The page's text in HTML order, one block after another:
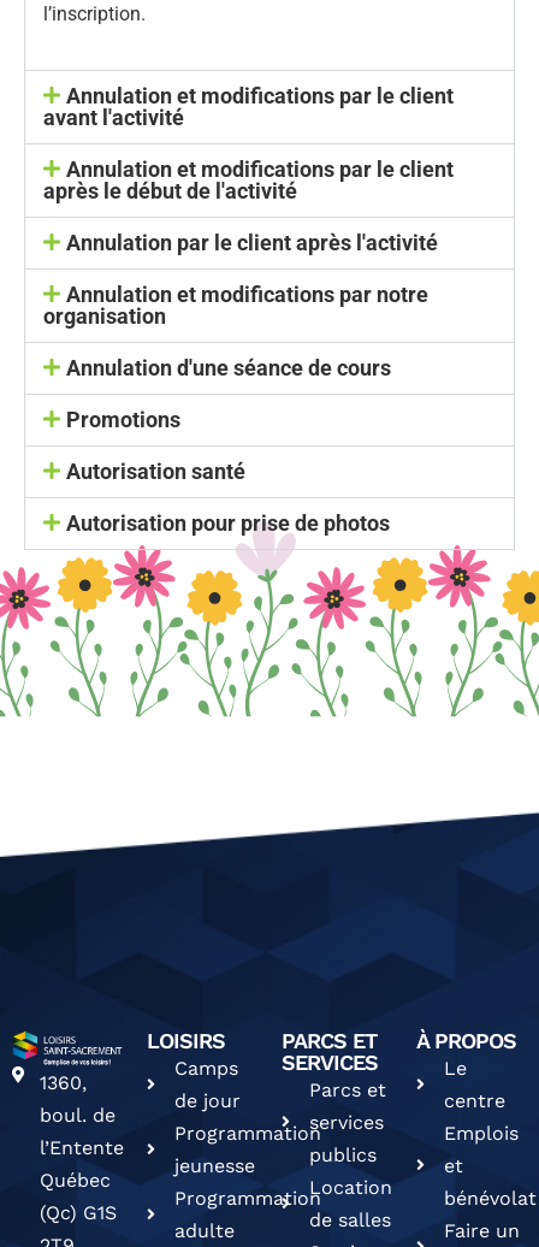
l’inscription.
Annulation et modifications par le client
avant l'activité
Annulation et modifications par le client
après le début de l'activité
Annulation par le client après l'activité
Annulation et modifications par notre
organisation
Annulation d'une séance de cours
Promotions
Autorisation santé
Autorisation pour prise de photos
1360,
boul. de
l’Entente
Québec
(Qc) G1S
LOISIRS
Camps
de jour
Programmation
jeunesse
Programmation
adulte
PARCS ET
SERVICES
Parcs et
services
publics
Location
de salles
À PROPOS
Le
centre
Emplois
et
bénévolat
Faire un